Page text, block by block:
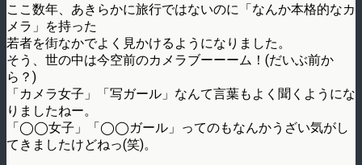
ここ数年、あきらかに旅行ではないのに「なんか本格的なカ
メラ」を持った
若者を街なかでよく見かけるようになりました。
そう、世の中は今空前のカメラブーーーム！(だいぶ前か
ら？)
「カメラ女子」「写ガール」なんて言葉もよく聞くようにな
りましたねー。
「◯◯女子」「◯◯ガール」ってのもなんかうざい気がし
てきましたけどねっ(笑)。